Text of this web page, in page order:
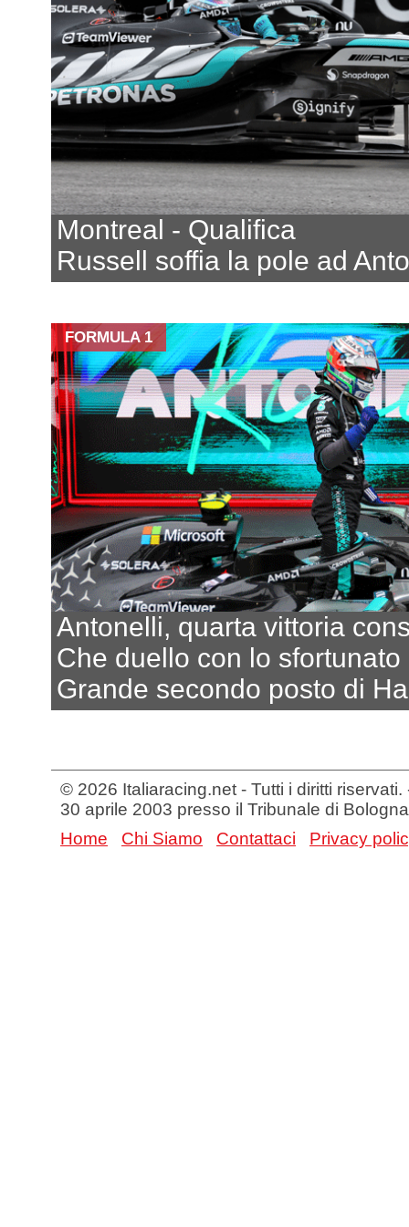
Montreal - Qualifica
Russell soffia la pole ad
FORMULA 1
Antonelli, quarta vittoria
Che duello con lo sfortunato
Grande secondo posto di
© 2026 Italiaracing.net - Tutti i diritti
30 aprile 2003 presso il Tribunale di Bologna
Home
Chi Siamo Contattaci Privacy